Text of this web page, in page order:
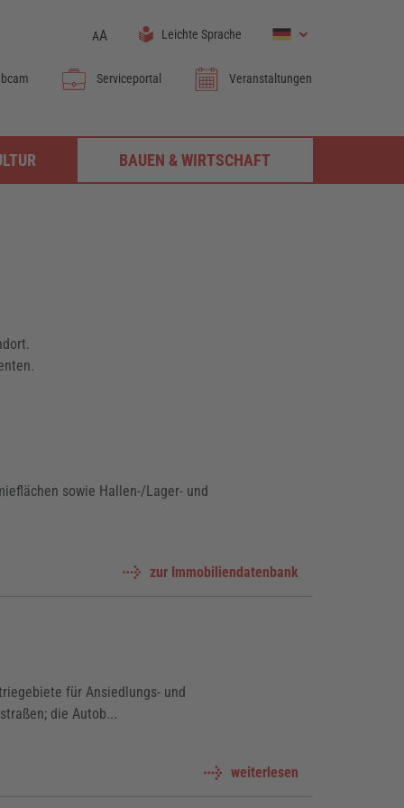
Serviceportal Veranstaltungen
AA Leichte Sprache
BAUEN & WIRTSCHAFT
sowie Hallen-/Lager- und
zur Immobiliendatenbank
für Ansiedlungs- und
die Autob...
weiterlesen